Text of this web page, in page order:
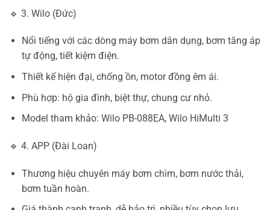
🔹 3. Wilo (Đức)
Nổi tiếng với các dòng máy bơm dân dụng, bơm tăng áp
tự động, tiết kiệm điện.
Thiết kế hiện đại, chống ồn, motor đồng êm ái.
Phù hợp: hộ gia đình, biệt thự, chung cư nhỏ.
Model tham khảo: Wilo PB-088EA, Wilo HiMulti 3
🔹 4. APP (Đài Loan)
Thương hiệu chuyên máy bơm chìm, bơm nước thải,
bơm tuần hoàn.